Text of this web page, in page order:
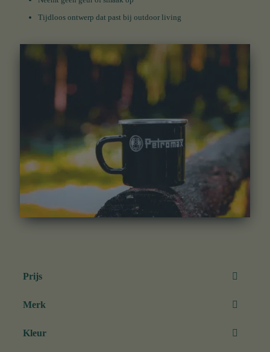
Tijdloos ontwerp dat past bij outdoor living
Prijs
Merk
Kleur